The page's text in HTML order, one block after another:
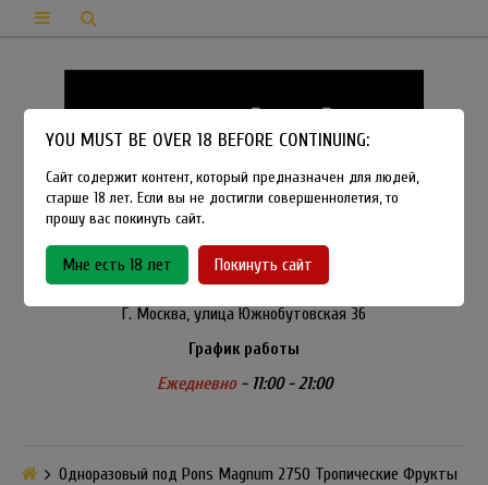
8-915-450-21-92
Розничный магазин Method Vapeshop
Г. Москва, улица Южнобутовская 36
График работы
Ежедневно- 11:00 - 21:00
Одноразовый под Pons Magnum 2750 Тропические Фрукты
YOU MUST BE OVER 18 BEFORE CONTINUING:
Сайт содержит контент, который предназначен для людей,
старше 18 лет. Если вы не достигли совершеннолетия, то
прошу вас покинуть сайт.
Мне есть 18 лет Покинуть сайт